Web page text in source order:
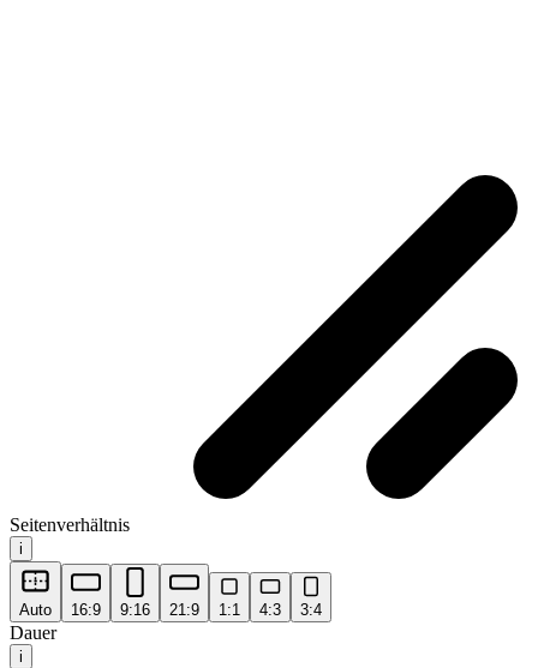
Seitenverhältnis
i
Auto 16:9 9:16 21:9 1:1 4:3 3:4
Dauer
i